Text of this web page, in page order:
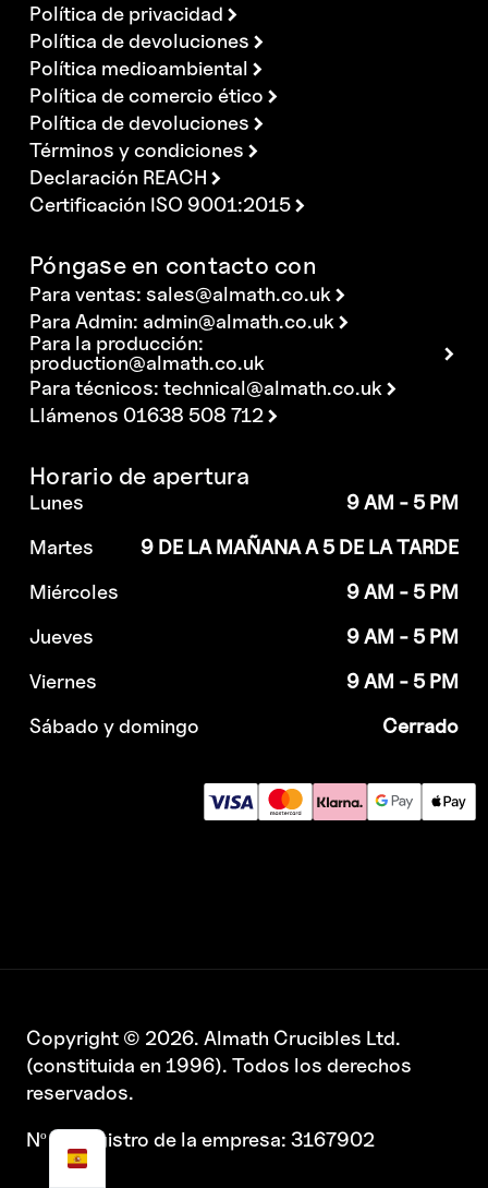
Política de privacidad
Política de devoluciones
Política medioambiental
Política de comercio ético
Política de devoluciones
Términos y condiciones
Declaración REACH
Certificación ISO 9001:2015
Póngase en contacto con
Para ventas:sales@almath.co.uk
Para Admin: admin@almath.co.uk
Para la producción:
production@almath.co.uk
Para técnicos:technical@almath.co.uk
Llámenos 01638 508 712
Horario de apertura
Lunes
9 AM - 5 PM
Martes
9 DE LA MAÑANA A 5 DE LA TARDE
Miércoles
9 AM - 5 PM
Jueves
9 AM - 5 PM
Viernes
9 AM - 5 PM
Sábado y domingo
Cerrado
Copyright © 2026. Almath Crucibles Ltd.
(constituida en 1996). Todos los derechos
reservados.
Nº de registro de la empresa: 3167902